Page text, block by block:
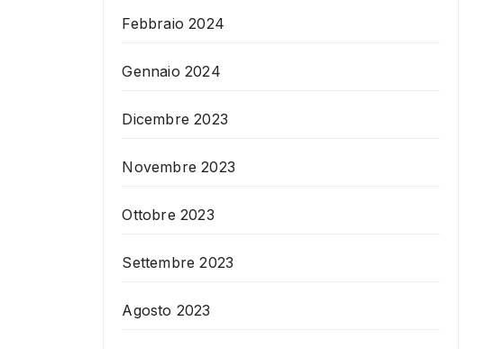
Febbraio 2024
Gennaio 2024
Dicembre 2023
Novembre 2023
Ottobre 2023
Settembre 2023
Agosto 2023